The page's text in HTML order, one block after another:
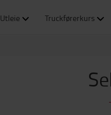
Utleie Truckførerkurs